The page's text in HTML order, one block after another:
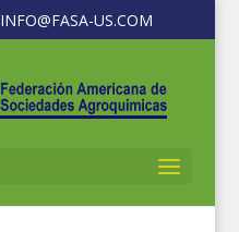
INFO@FASA-US.COM